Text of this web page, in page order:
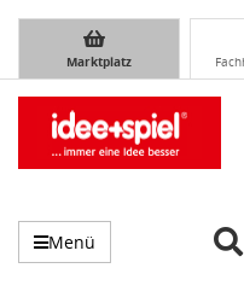
Marktplatz
Menü